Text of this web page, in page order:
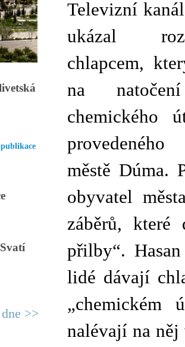
>>
Televizní
ukázal
chlapcem,
na
chemického
městě Dúma.
obyvatel
záběrů, které
přilby“.
lidé dávají
„chemickém
nalévají na něj